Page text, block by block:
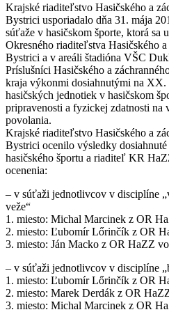
Krajské riaditeľstvo Hasičského a
Bystrici usporiadalo dňa 31. mája
súťaže v hasičskom športe, ktorá sa
Okresného riaditeľstva Hasičského
Bystrici a v areáli štadióna VŠC
Príslušníci Hasičského a
kraja výkonmi dosiahnutými na
hasičských jednotiek v hasičskom
pripravenosti a fyzickej zdatnosti na
povolania.
Krajské riaditeľstvo Hasičského a
Bystrici ocenilo výsledky
hasičského športu a riaditeľ KR
ocenenia:
– v súťaži jednotlivcov v disciplíne
veže“
1. miesto: Michal Marcinek z OR
2. miesto: Ľubomír Lőrinčík z OR
3. miesto: Ján Macko z OR HaZZ
– v súťaži jednotlivcov v disciplíne
1. miesto: Ľubomír Lőrinčík z OR
2. miesto: Marek Derdák z OR
3. miesto: Michal Marcinek z OR